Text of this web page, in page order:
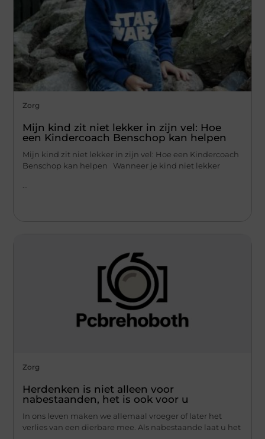
Zorg
Mijn kind zit niet lekker in zijn vel: Hoe
een Kindercoach Benschop kan helpen
Mijn kind zit niet lekker in zijn vel: Hoe een Kindercoach
Benschop kan helpen Wanneer je kind niet lekker
...
Zorg
Herdenken is niet alleen voor
nabestaanden, het is ook voor u
In ons leven maken we allemaal vroeger of later het
verlies van een dierbare mee. Als nabestaande laat u het